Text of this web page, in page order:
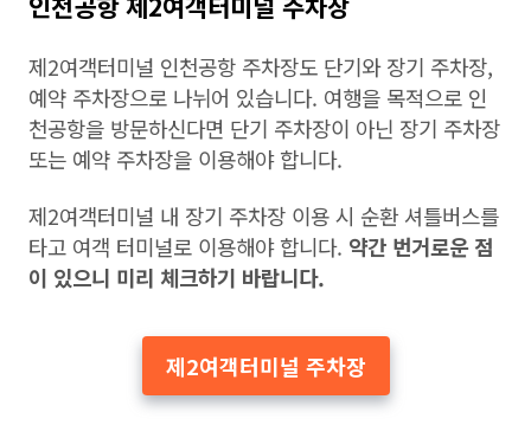
제2여객터미널 인천공항 주차장도 단기와 장기 주차장,
예약 주차장으로 나뉘어 있습니다. 여행을 목적으로 인
천공항을 방문하신다면 단기 주차장이 아닌 장기 주차장
또는 예약 주차장을 이용해야 합니다.
제2여객터미널 내 장기 주차장 이용 시 순환 셔틀버스를
타고 여객 터미널로 이용해야 합니다. 약간 번거로운 점
이 있으니 미리 체크하기 바랍니다.
제2여객터미널 주차장